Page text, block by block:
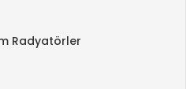
Radyatörler